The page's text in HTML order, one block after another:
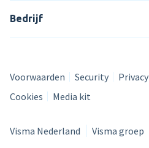
Bedrijf
Voorwaarden Security Privacy
Cookies
Media kit
Visma Nederland Visma groep